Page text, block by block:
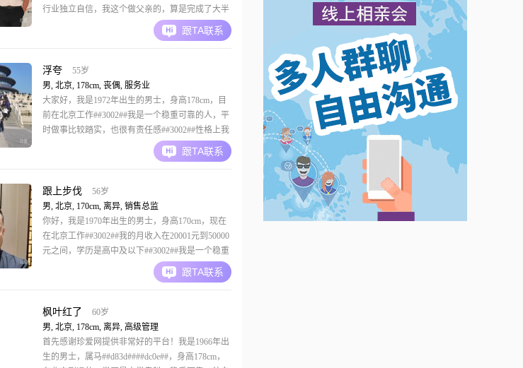
行业独立自信，我这个做父亲的，算是完成了大半
责任，如今更想为自己活一回##3002##我不爱应
酬，更爱山野##3002##周末常去爬爬周边山，呼吸
戴上耳机听听老歌
跟TA联系
浮夸
55岁
男, 北京, 178cm, 丧偶, 服务业
大家好，我是1972年出生的男士，身高178cm，目
前在北京工作##3002##我是一个稳重可靠的人，平
时做事比较踏实，也很有责任感##3002##性格上我
比较幽默风趣，相处起来不会觉得沉闷，同时也很
自信果断，遇到事情能拿定主意##3002##生活中我
心，对人对事都比较包容##
跟TA联系
跟上步伐
56岁
男, 北京, 170cm, 离异, 销售总监
你好，我是1970年出生的男士，身高170cm，现在
在北京工作##3002##我的月收入在20001元到50000
元之间，学历是高中及以下##3002##我是一个稳重
可靠的人，平时做事理性冷静，遇到事情习惯先理
清思路再行动##3002##性格上我直率坦诚，有什么
我独立
跟TA联系
枫叶红了
60岁
男, 北京, 178cm, 离异, 高级管理
首先感谢珍爱网提供非常好的平台！我是1966年出
生的男士，属马##d83d####dc0e##，身高178cm，